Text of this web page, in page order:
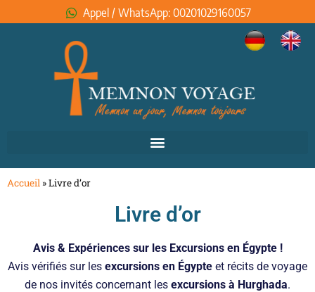
Appel / WhatsApp: 00201029160057
Accueil »Livre d’or
Livre d’or
Avis & Expériences sur les Excursions en Égypte !
Avis vérifiés sur les excursions en Égypte et récits de voyage
de nos invités concernant les excursions à Hurghada.